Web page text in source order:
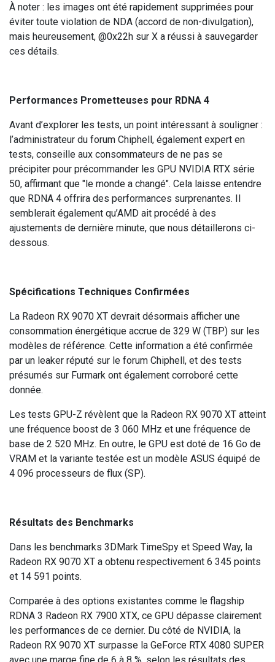
À noter : les images ont été rapidement supprimées pour
éviter toute violation de NDA (accord de non-divulgation),
mais heureusement, @0x22h sur X a réussi à sauvegarder
ces détails.
Performances Prometteuses pour RDNA 4
Avant d’explorer les tests, un point intéressant à souligner :
l’administrateur du forum Chiphell, également expert en
tests, conseille aux consommateurs de ne pas se
précipiter pour précommander les GPU NVIDIA RTX série
50, affirmant que "le monde a changé". Cela laisse entendre
que RDNA 4 offrira des performances surprenantes. Il
semblerait également qu’AMD ait procédé à des
ajustements de dernière minute, que nous détaillerons ci-
dessous.
Spécifications Techniques Confirmées
La Radeon RX 9070 XT devrait désormais afficher une
consommation énergétique accrue de 329 W (TBP) sur les
modèles de référence. Cette information a été confirmée
par un leaker réputé sur le forum Chiphell, et des tests
présumés sur Furmark ont également corroboré cette
donnée.
Les tests GPU-Z révèlent que la Radeon RX 9070 XT atteint
une fréquence boost de 3 060 MHz et une fréquence de
base de 2 520 MHz. En outre, le GPU est doté de 16 Go de
VRAM et la variante testée est un modèle ASUS équipé de
4 096 processeurs de flux (SP).
Résultats des Benchmarks
Dans les benchmarks 3DMark TimeSpy et Speed Way, la
Radeon RX 9070 XT a obtenu respectivement 6 345 points
et 14 591 points.
Comparée à des options existantes comme le flagship
RDNA 3 Radeon RX 7900 XTX, ce GPU dépasse clairement
les performances de ce dernier. Du côté de NVIDIA, la
Radeon RX 9070 XT surpasse la GeForce RTX 4080 SUPER
avec une marge fine de 6 à 8 %, selon les résultats des